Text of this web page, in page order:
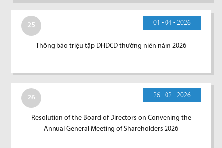
25 01 - 04 - 2026
Thông báo triệu tập ĐHĐCĐ thường niên năm 2026
26 26 - 02 - 2026
Resolution of the Board of Directors on Convening the
Annual General Meeting of Shareholders 2026